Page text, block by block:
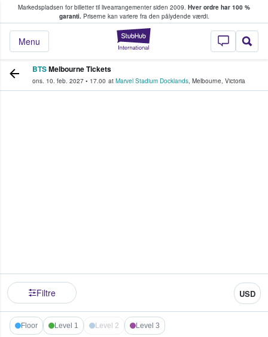
Markedspladsen for billetter til livearrangementer siden 2009. Hver ordre har 100 %
garanti.Priserne kan variere fra den pålydende værdi.
StubHub - Hvor
Menu
køber og sælger billetter
BTSMelbourne Tickets
ons. 10. feb. 2027 • 17.00 at Marvel Stadium Docklands, Melbourne, Victoria
Filtre USD
Floor Level 1 Level 2 Level 3